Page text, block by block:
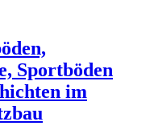
Sportböden
im